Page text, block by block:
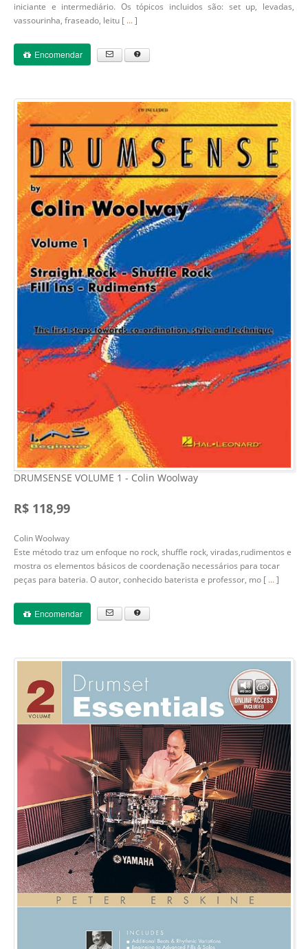
iniciante e intermediário. Os tópicos incluidos são: set up, levadas,
vassourinha, fraseado, leitu [ ...]
Encomendar
DRUMSENSE VOLUME 1 - Colin Woolway
R$ 118,99
Colin Woolway
Este método traz um enfoque no rock, shuffle rock, viradas,rudimentos e
mostra os elementos básicos de coordenação necessários para tocar
peças para bateria. O autor, conhecido baterista e professor, mo [ ...]
Encomendar